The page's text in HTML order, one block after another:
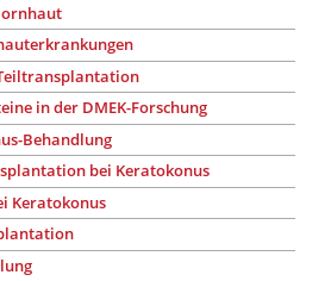
in der DMEK-Forschung
Behandlung
bei Keratokonus
Keratokonus